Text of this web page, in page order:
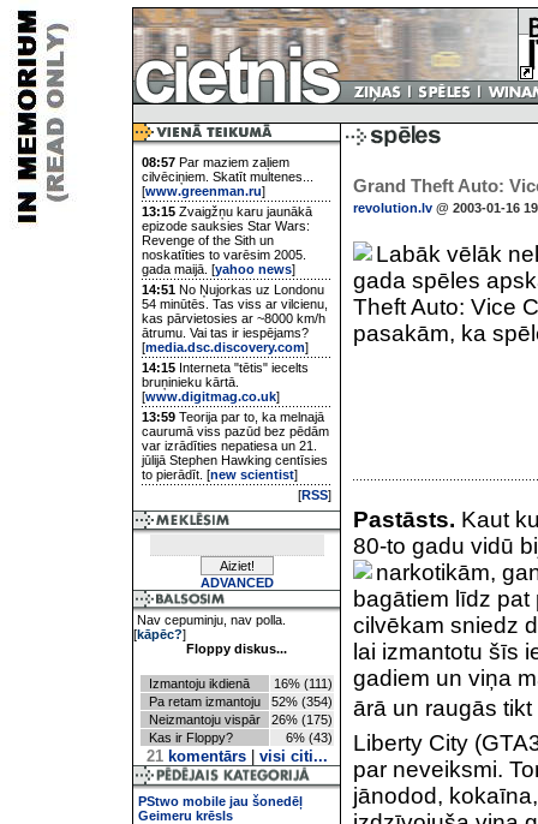
08:57 Par maziem zaļiem
cilvēciņiem. Skatīt multenes...
[www.greenman.ru]
13:15 Zvaigžņu karu jaunākā
epizode sauksies Star Wars:
Revenge of the Sith un
noskatīties to varēsim 2005.
gada maijā. [yahoo news]
14:51 No Ņujorkas uz Londonu
54 minūtēs. Tas viss ar vilcienu,
kas pārvietosies ar ~8000 km/h
ātrumu. Vai tas ir iespējams?
[media.dsc.discovery.com]
14:15 Interneta "tētis" iecelts
bruņinieku kārtā.
[www.digitmag.co.uk]
13:59 Teorija par to, ka melnajā
caurumā viss pazūd bez pēdām
var izrādīties nepatiesa un 21.
jūlijā Stephen Hawking centīsies
to pierādīt. [new scientist]
[RSS]
ADVANCED
Nav cepuminju, nav polla.
[kāpēc?]
Floppy diskus...
Izmantoju ikdienā
16% (111)
Pa retam izmantoju
52% (354)
Neizmantoju vispār
26% (175)
Kas ir Floppy?
6% (43)
21komentārs| visi citi...
PStwo mobile jau šonedēļ
Geimeru krēsls
Grand Theft Auto:
revolution.lv @ 2003-01-16
Labāk vēlāk
gada spēles
Theft Auto: Vice
pasakām, ka
Pastāsts. Kaut
80-to gadu vidū
narkotikām,
bagātiem līdz
cilvēkam sniedz
lai izmantotu šīs
gadiem un viņa
ārā un raugās tikt
Liberty City
par neveiksmi.
jānodod,